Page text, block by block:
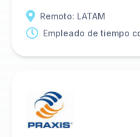
Remoto: LATAM
Empleado de tiempo